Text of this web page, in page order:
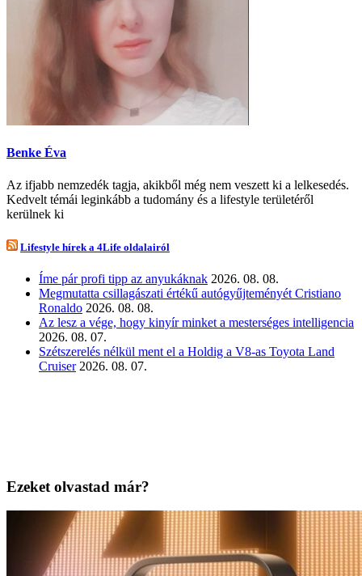
Benke Éva
Az ifjabb nemzedék tagja, akikből még nem veszett ki a lelkesedés.
Kedvelt témái leginkább a tudomány és a lifestyle területéről
kerülnek ki
Lifestyle hírek a 4Life oldalairól
Íme pár profi tipp az anyukáknak 2026. 08. 08.
Megmutatta csillagászati értékű autógyűjteményét Cristiano
Ronaldo 2026. 08. 08.
Az lesz a vége, hogy kinyír minket a mesterséges intelligencia
2026. 08. 07.
Szétszerelés nélkül ment el a Holdig a V8-as Toyota Land
Cruiser 2026. 08. 07.
Ezeket olvastad már?